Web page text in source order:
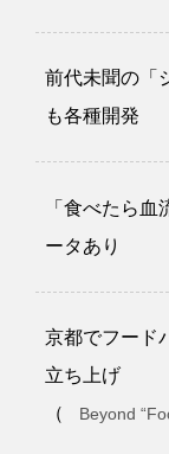
前代未聞の「
も各種開発
「食べたら
ータあり
京都でフード
立ち上げ
（
Beyond